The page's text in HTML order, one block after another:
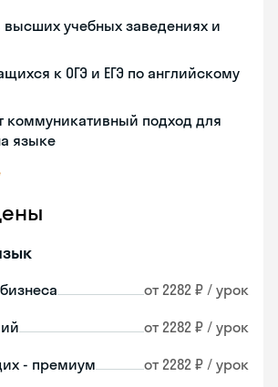
высших учебных заведениях и
к ОГЭ и ЕГЭ по английскому
коммуникативный подход для
языке
от 2282 ₽ / урок
от 2282 ₽ / урок
- премиум от 2282 ₽ / урок